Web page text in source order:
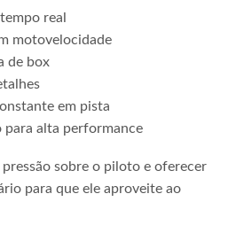
real
motovelocidade
de box
em pista
alta performance
sobre o piloto e oferecer
para que ele aproveite ao